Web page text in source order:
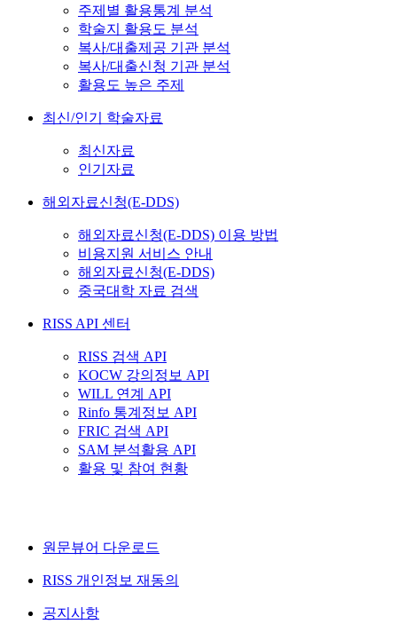
주제별 활용통계 분석
학술지 활용도 분석
복사/대출제공 기관 분석
복사/대출신청 기관 분석
활용도 높은 주제
최신/인기 학술자료
최신자료
인기자료
해외자료신청(E-DDS)
해외자료신청(E-DDS) 이용 방법
비용지원 서비스 안내
해외자료신청(E-DDS)
중국대학 자료 검색
RISS API 센터
RISS 검색 API
KOCW 강의정보 API
WILL 연계 API
Rinfo 통계정보 API
FRIC 검색 API
SAM 분석활용 API
활용 및 참여 현황
원문뷰어 다운로드
RISS 개인정보 재동의
공지사항